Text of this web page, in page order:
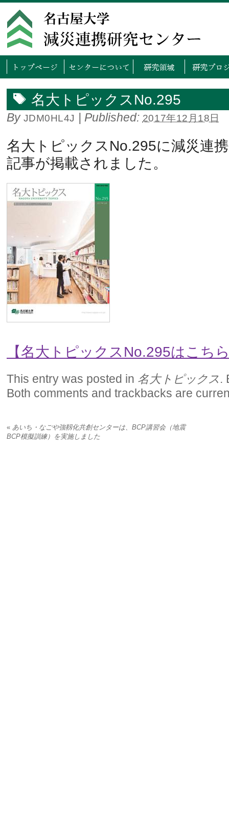
トップページ センタ
名大トピックスNo.295
By JDM0HL4J | Published: 2017年12月18日
名大トピックスNo.295に減災連
記事が掲載されました。
【名大トピックスNo.295はこち
This entry was posted in 名大トピックス.
Both comments and trackbacks are
«あいち・なごや強靱化共創センターは、BCP講習会（地震
BCP模擬訓練）を実施しました